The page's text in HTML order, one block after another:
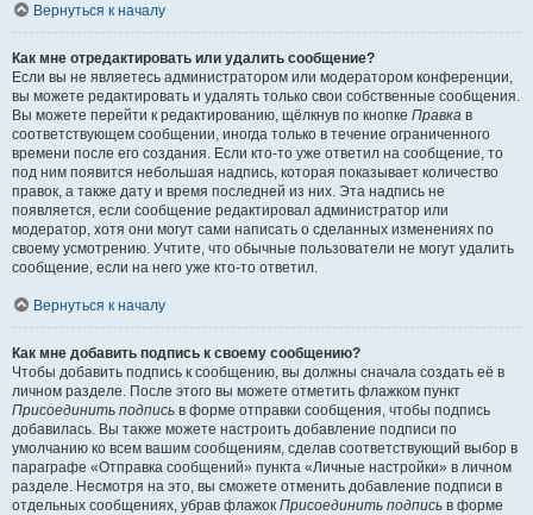
Вернуться к началу
Как мне отредактировать или удалить сообщение?
Если вы не являетесь администратором или модератором конференции,
вы можете редактировать и удалять только свои собственные сообщения.
Вы можете перейти к редактированию, щёлкнув по кнопке Правка в
соответствующем сообщении, иногда только в течение ограниченного
времени после его создания. Если кто-то уже ответил на сообщение, то
под ним появится небольшая надпись, которая показывает количество
правок, а также дату и время последней из них. Эта надпись не
появляется, если сообщение редактировал администратор или
модератор, хотя они могут сами написать о сделанных изменениях по
своему усмотрению. Учтите, что обычные пользователи не могут удалить
сообщение, если на него уже кто-то ответил.
Вернуться к началу
Как мне добавить подпись к своему сообщению?
Чтобы добавить подпись к сообщению, вы должны сначала создать её в
личном разделе. После этого вы можете отметить флажком пункт
Присоединить подпись в форме отправки сообщения, чтобы подпись
добавилась. Вы также можете настроить добавление подписи по
умолчанию ко всем вашим сообщениям, сделав соответствующий выбор в
параграфе «Отправка сообщений» пункта «Личные настройки» в личном
разделе. Несмотря на это, вы сможете отменить добавление подписи в
отдельных сообщениях, убрав флажок Присоединить подпись в форме